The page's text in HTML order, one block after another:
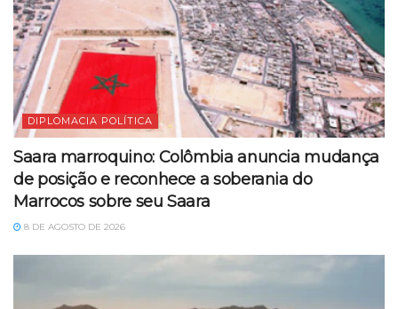
DIPLOMACIA POLÍTICA
Saara marroquino: Colômbia anuncia mudança
de posição e reconhece a soberania do
Marrocos sobre seu Saara
8 DE AGOSTO DE 2026